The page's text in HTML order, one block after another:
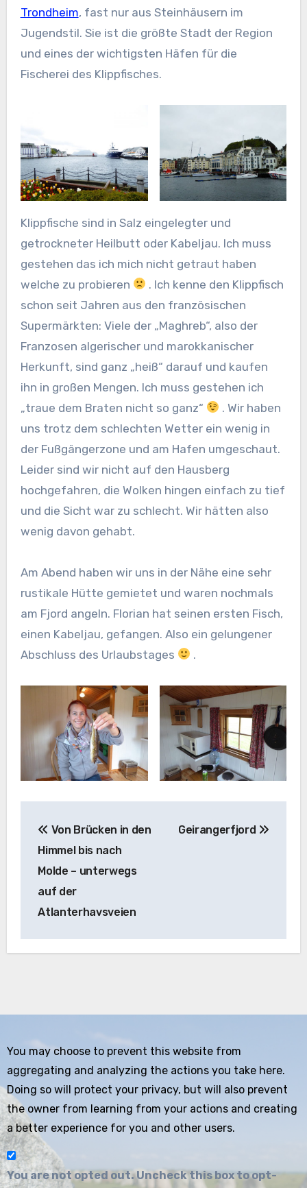
Trondheim, fast nur aus Steinhäusern im
Jugendstil. Sie ist die größte Stadt der Region
und eines der wichtigsten Häfen für die
Fischerei des Klippfisches.
Klippfische sind in Salz eingelegter und
getrockneter Heilbutt oder Kabeljau. Ich muss
gestehen das ich mich nicht getraut haben
welche zu probieren
. Ich kenne den Klippfisch
schon seit Jahren aus den französischen
Supermärkten: Viele der „Maghreb“, also der
Franzosen algerischer und marokkanischer
Herkunft, sind ganz „heiß“ darauf und kaufen
ihn in großen Mengen. Ich muss gestehen ich
„traue dem Braten nicht so ganz“
. Wir haben
uns trotz dem schlechten Wetter ein wenig in
der Fußgängerzone und am Hafen umgeschaut.
Leider sind wir nicht auf den Hausberg
hochgefahren, die Wolken hingen einfach zu tief
und die Sicht war zu schlecht. Wir hätten also
wenig davon gehabt.
Am Abend haben wir uns in der Nähe eine sehr
rustikale Hütte gemietet und waren nochmals
am Fjord angeln. Florian hat seinen ersten Fisch,
einen Kabeljau, gefangen. Also ein gelungener
Abschluss des Urlaubstages
.
Von Brücken in den
Himmel bis nach
Molde – unterwegs
auf der
Atlanterhavsveien
Geirangerfjord
You may choose to prevent this website from
aggregating and analyzing the actions you take here.
Doing so will protect your privacy, but will also prevent
the owner from learning from your actions and creating
a better experience for you and other users.
You are not opted out. Uncheck this box to opt-